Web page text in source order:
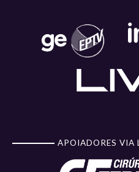
APOIADORES VIA